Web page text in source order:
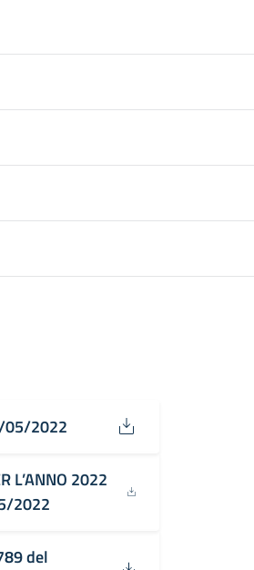
05/2022
L’ANNO 2022
2022
del